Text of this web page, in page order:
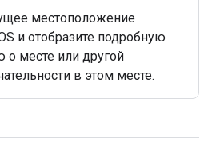
местоположение
и отобразите подробную
месте или другой
в этом месте.